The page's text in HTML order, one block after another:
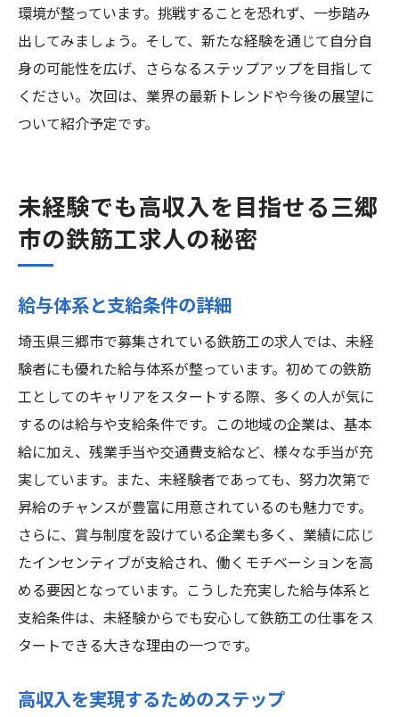
環境が整っています。挑戦することを恐れず、一歩踏み
出してみましょう。そして、新たな経験を通じて自分自
身の可能性を広げ、さらなるステップアップを目指して
ください。次回は、業界の最新トレンドや今後の展望に
ついて紹介予定です。
未経験でも高収入を目指せる三郷
市の鉄筋工求人の秘密
給与体系と支給条件の詳細
埼玉県三郷市で募集されている鉄筋工の求人では、未経
験者にも優れた給与体系が整っています。初めての鉄筋
工としてのキャリアをスタートする際、多くの人が気に
するのは給与や支給条件です。この地域の企業は、基本
給に加え、残業手当や交通費支給など、様々な手当が充
実しています。また、未経験者であっても、努力次第で
昇給のチャンスが豊富に用意されているのも魅力です。
さらに、賞与制度を設けている企業も多く、業績に応じ
たインセンティブが支給され、働くモチベーションを高
める要因となっています。こうした充実した給与体系と
支給条件は、未経験からでも安心して鉄筋工の仕事をス
タートできる大きな理由の一つです。
高収入を実現するためのステップ